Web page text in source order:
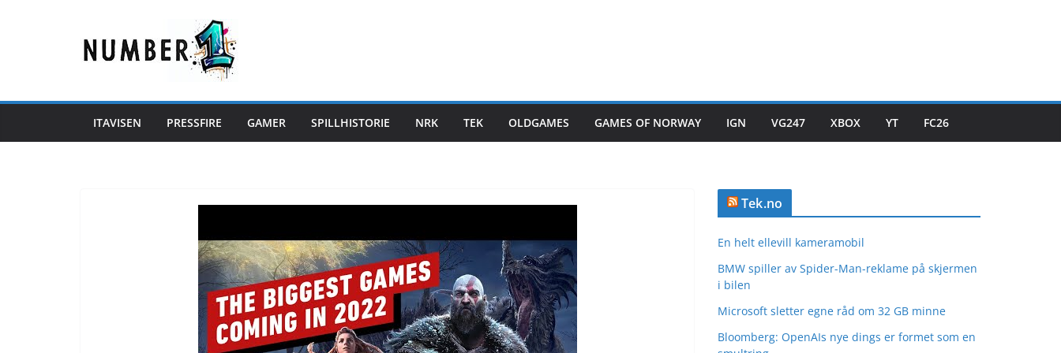
ITAVISEN PRESSFIRE GAMER SPILLHISTORIE NRK TEK OLDGAMES GAMES OF NORWAY IGN VG247 XBOX YT FC26
Tek.no
En helt ellevill kameramobil
BMW spiller av Spider-Man-reklame på skjermen
i bilen
Microsoft sletter egne råd om 32 GB minne
Bloomberg: OpenAIs nye dings er formet som en